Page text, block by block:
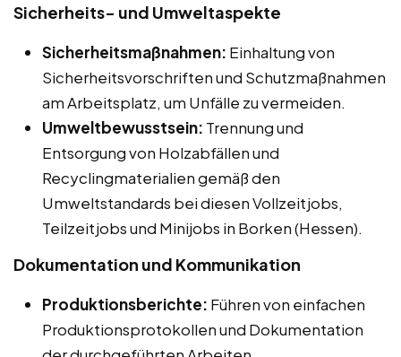
Sicherheits- und Umweltaspekte
Sicherheitsmaßnahmen: Einhaltung von
Sicherheitsvorschriften und Schutzmaßnahmen
am Arbeitsplatz, um Unfälle zu vermeiden.
Umweltbewusstsein: Trennung und
Entsorgung von Holzabfällen und
Recyclingmaterialien gemäß den
Umweltstandards bei diesen Vollzeitjobs,
Teilzeitjobs und Minijobs in Borken (Hessen).
Dokumentation und Kommunikation
Produktionsberichte: Führen von einfachen
Produktionsprotokollen und Dokumentation